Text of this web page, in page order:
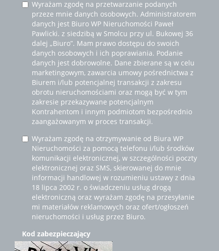
Wyrażam zgodę na przetwarzanie podanych
przeze mnie danych osobowych. Administratorem
danych jest Biuro WP Nieruchomości Paweł
Pawlicki. z siedzibą w Smolcu przy ul. Bukowej 36
dalej „Biuro”. Mam prawo dostępu do swoich
danych osobowych i ich poprawiania. Podanie
danych jest dobrowolne. Dane zbierane są w celu
marketingowym, zawarcia umowy pośrednictwa z
Biurem i/lub potencjalnej transakcji z zakresu
obrotu nieruchomościami oraz mogą być w tym
zakresie przekazywane potencjalnym
Kontrahentom i innym podmiotom bezpośrednio
zaangażowanym w proces transakcji.
Wyrażam zgodę na otrzymywanie od Biura WP
Nieruchomości za pomocą telefonu i/lub środków
komunikacji elektronicznej, w szczególności poczty
elektronicznej oraz SMS, skierowanej do mnie
informacji handlowej w rozumieniu ustawy z dnia
18 lipca 2002 r. o świadczeniu usług drogą
elektroniczną oraz wyrażam zgodę na przesyłanie
mi materiałów reklamowych oraz ofert/ogłoszeń
nieruchomości i usług przez Biuro.
Kod zabezpieczający